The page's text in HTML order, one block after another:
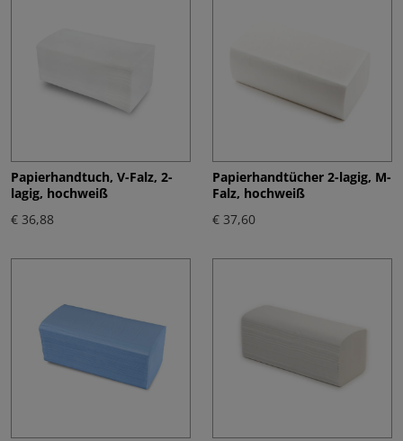
Papierhandtuch, V-Falz, 2-
lagig, hochweiß
€ 36,88
Papierhandtücher 2-lagig, M-
Falz, hochweiß
€ 37,60